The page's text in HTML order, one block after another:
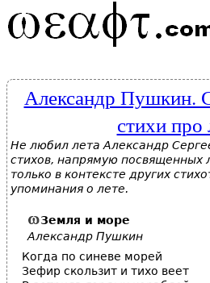
Александр Пушкин.
стихи про
Не любил лета Александр
стихов, напрямую посвященных
только в контексте других
упоминания о лете.
Земля и море
Александр Пушкин
Когда по синеве морей
Зефир скользит и тихо веет